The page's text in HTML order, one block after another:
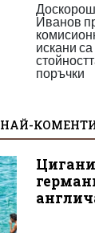
Иванов
искани
поръчки
НАЙ-